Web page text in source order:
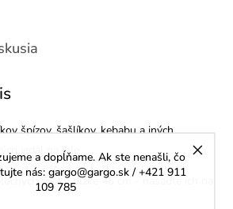
a dopĺňame. Ak ste nenašli, čo
nás: gargo@gargo.sk / +421 911
109 785
špízov, šašlíkov, kebabu a iných
jedál na ihle.
ihiel v dĺžke 46 cm - nasaďte ich na